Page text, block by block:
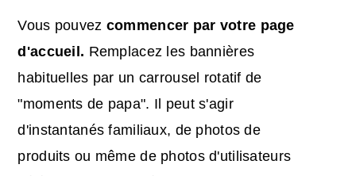
Vous pouvez commencer par votre page
d'accueil. Remplacez les bannières
habituelles par un carrousel rotatif de
"moments de papa". Il peut s'agir
d'instantanés familiaux, de photos de
produits ou même de photos d'utilisateurs